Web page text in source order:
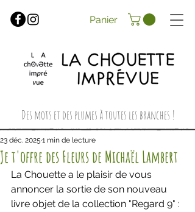
Des mots et des plumes à toutes les branches !
Panier
Je t'offre des Fleurs de Michaël Lambert
23 déc. 2025 1 min de lecture
La Chouette a le plaisir de vous
annoncer la sortie de son nouveau
livre objet de la collection "Regard 9" :